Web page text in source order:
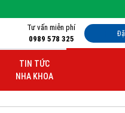
Tư vấn miễn phí
0989 578 325
TIN TỨC
NHA KHOA